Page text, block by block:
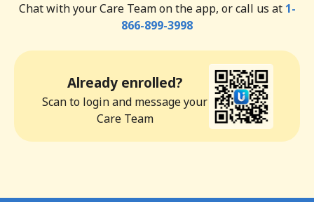
Chat with your Care Team on the app, or call us at 1-
866-899-3998
Already enrolled?
Scan to login and message your
Care Team